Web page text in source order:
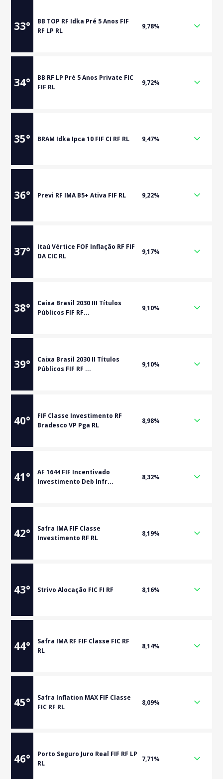
33°
BB TOP RF Idka Pré 5 Anos FIF
RF LP RL
9,78%
34°
BB RF LP Pré 5 Anos Private FIC
FIF RL
9,72%
35° BRAM Idka Ipca 10 FIF CI RF RL 9,47%
36° Previ RF IMA B5+ Ativa FIF RL 9,22%
37°
Itaú Vértice FOF Inflação RF FIF
DA CIC RL
9,17%
38°
Caixa Brasil 2030 III Títulos
Públicos FIF RF...
9,10%
39°
Caixa Brasil 2030 II Títulos
Públicos FIF RF ...
9,10%
40°
FIF Classe Investimento RF
Bradesco VP Pga RL
8,98%
41°
AF 1644 FIF Incentivado
Investimento Deb Infr...
8,32%
42°
Safra IMA FIF Classe
Investimento RF RL
8,19%
43° Strivo Alocação FIC FI RF 8,16%
44°
Safra IMA RF FIF Classe FIC RF
RL
8,14%
45°
Safra Inflation MAX FIF Classe
FIC RF RL
8,09%
46°
Porto Seguro Juro Real FIF RF LP
RL
7,71%